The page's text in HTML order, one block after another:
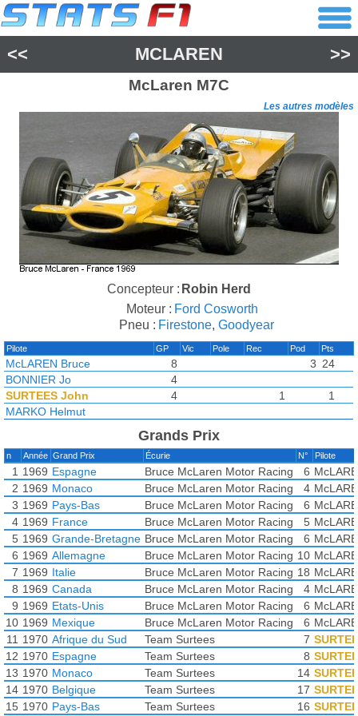
<< MCLAREN >>
McLaren M7C
Les autres modèles
Concepteur : Robin Herd
Moteur : Ford Cosworth
Pneu : Firestone, Goodyear
Pilote GP Vic Pole Rec Pod Pts
McLAREN Bruce 8 3 24
BONNIER Jo
4
SURTEES John
4 1
1
MARKO Helmut
Grands Prix
n Année Grand Prix Écurie N° Pilote
1 1969 Espagne Bruce McLaren Motor Racing 6
2 1969 Monaco Bruce McLaren Motor Racing 4
3 1969 Pays-Bas Bruce McLaren Motor Racing 6
4 1969 France Bruce McLaren Motor Racing 5
5 1969 Grande-Bretagne Bruce McLaren Motor Racing 6
6 1969 Allemagne Bruce McLaren Motor Racing 10
7 1969 Italie Bruce McLaren Motor Racing 18
8 1969 Canada Bruce McLaren Motor Racing 4
9 1969 Etats-Unis Bruce McLaren Motor Racing 6
10 1969 Mexique Bruce McLaren Motor Racing 6
11 1970 Afrique du Sud Team Surtees 7
12 1970 Espagne Team Surtees 8
13 1970 Monaco Team Surtees 14
14 1970 Belgique Team Surtees 17
15 1970 Pays-Bas Team Surtees 16